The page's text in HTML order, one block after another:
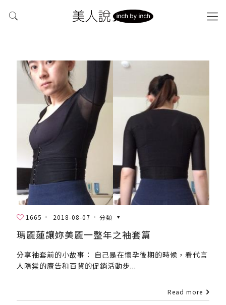
1665 2018-08-07 分類
瑪麗蓮讓妳美麗一整年之袖套篇
分享袖套前的小故事： 自己是在懷孕後期的時候，看代言
人隋棠的廣告和百貨的促銷活動步...
Read more